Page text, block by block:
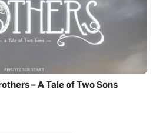
– A Tale of Two Sons